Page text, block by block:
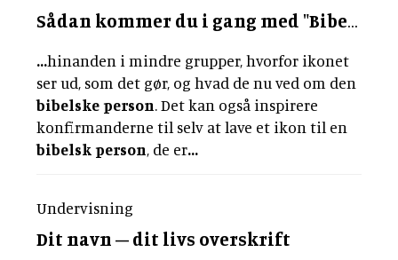
Sådan kommer du i gang med "Bibelen til konfirmander"
...hinanden i mindre grupper, hvorfor ikonet
ser ud, som det gør, og hvad de nu ved om den
bibelske person. Det kan også inspirere
konfirmanderne til selv at lave et ikon til en
bibelsk person, de er...
Undervisning
Dit navn – dit livs overskrift